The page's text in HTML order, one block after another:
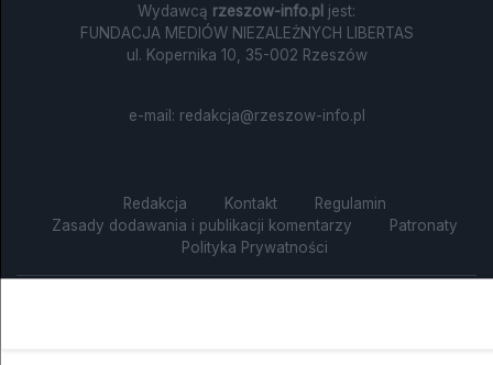
Wydawcą rzeszow-info.pl jest:
FUNDACJA MEDIÓW NIEZALEŻNYCH LIBERTAS
ul. Kopernika 10, 35-002 Rzeszów
e-mail: redakcja@rzeszow-info.pl
Redakcja Kontakt
Regulamin
Zasady dodawania i publikacji komentarzy
Patronaty
Polityka Prywatności